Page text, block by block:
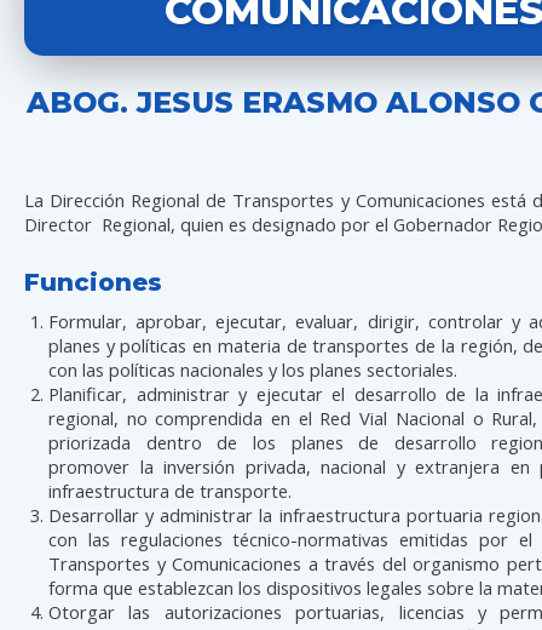
ABOG. JESUS ERASMO ALONSO
La Dirección Regional de Transportes y Comunicaciones está
Director Regional, quien es designado por el Gobernador
Funciones
Formular, aprobar, ejecutar, evaluar, dirigir, controlar y
planes y políticas en materia de transportes de la región,
con las políticas nacionales y los planes sectoriales.
Planificar, administrar y ejecutar el desarrollo de la
regional, no comprendida en el Red Vial Nacional o
priorizada dentro de los planes de desarrollo
promover la inversión privada, nacional y extranjera en
infraestructura de transporte.
Desarrollar y administrar la infraestructura portuaria
con las regulaciones técnico-normativas emitidas por el
Transportes y Comunicaciones a través del organismo
forma que establezcan los dispositivos legales sobre la
Otorgar las autorizaciones portuarias, licencias y